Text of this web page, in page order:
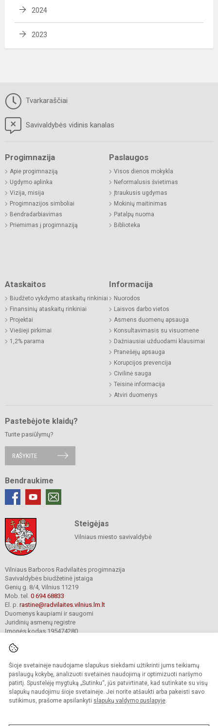
Šioje svetainėje naudojame slapukus siekdami užtikrinti jums teikiamų
paslaugų kokybę, analizuoti svetainės naudojimą ir optimizuoti naršymo
patirtį. Spustelėję mygtuką „Sutinku“, jūs patvirtinate, kad sutinkate su visų
slapukų naudojimu šioje svetainėje. Jei norite atšaukti arba pakeisti savo
sutikimus, prašome apsilankyti slapukų valdymo puslapyje.
2024
2023
Tvarkaraščiai
Savivaldybės vidinis kanalas
Progimnazija
Apie progimnaziją
Ugdymo aplinka
Vizija, misija
Progimnazijos simboliai
Bendradarbiavimas
Priėmimas į progimnaziją
Paslaugos
Visos dienos mokykla
Neformalusis švietimas
Įtraukusis ugdymas
Mokinių maitinimas
Patalpų nuoma
Biblioteka
Ataskaitos
Biudžeto vykdymo ataskaitų rinkiniai
Finansinių ataskaitų rinkiniai
Projektai
Viešieji pirkimai
1,2% parama
Informacija
Nuorodos
Laisvos darbo vietos
Asmens duomenų apsauga
Konsultavimasis su visuomene
Dažniausiai užduodami klausimai
Pranešėjų apsauga
Korupcijos prevencija
Civilinė sauga
Teisinė informacija
Atviri duomenys
Pastebėjote klaidų?
Turite pasiūlymų?
RAŠYKITE
Bendraukime
Steigėjas
Vilniaus miesto savivaldybė
Vilniaus Barboros Radvilaitės progimnazija
Savivaldybės biudžetinė įstaiga
Genių g. 8/4, Vilnius 11219
Mob. tel. 0 694 68833
El. p. rastine@radvilaites.vilnius.lm.lt
Duomenys kaupiami ir saugomi
Juridinių asmenų registre
Įmonės kodas 195474280
© 2023. Vilniaus Barboros Radvilaitės progimnazija. Visos teisės saugomos.
Kopijuoti turinį be raštiško įstaigos administracijos sutikimo griežtai draudžiama.
Prieinamumo paraiška Slapukų valdymas
Sumanus būdas atnaujinti